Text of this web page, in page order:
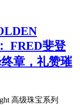
FRED斐登
章，礼赞璀
高级珠宝系列